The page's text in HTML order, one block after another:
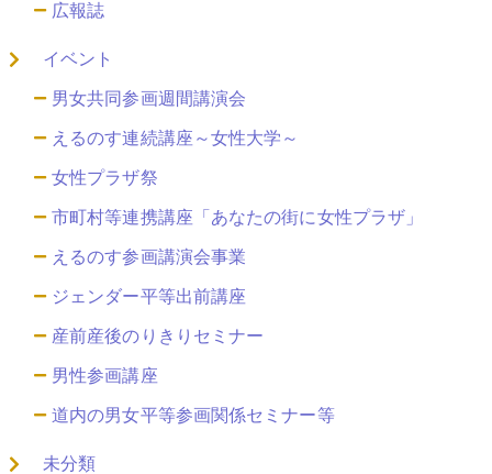
広報誌
イベント
男女共同参画週間講演会
えるのす連続講座～女性大学～
女性プラザ祭
市町村等連携講座「あなたの街に女性プラザ」
えるのす参画講演会事業
ジェンダー平等出前講座
産前産後のりきりセミナー
男性参画講座
道内の男女平等参画関係セミナー等
未分類